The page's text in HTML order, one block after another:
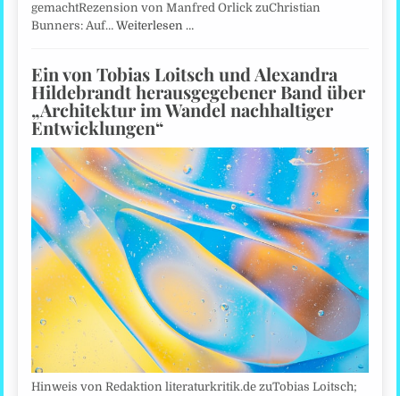
gemachtRezension von Manfred Orlick zuChristian
Bunners: Auf…Weiterlesen …
Ein von Tobias Loitsch und Alexandra
Hildebrandt herausgegebener Band über
„Architektur im Wandel nachhaltiger
Entwicklungen“
Hinweis von Redaktion literaturkritik.de zuTobias Loitsch;